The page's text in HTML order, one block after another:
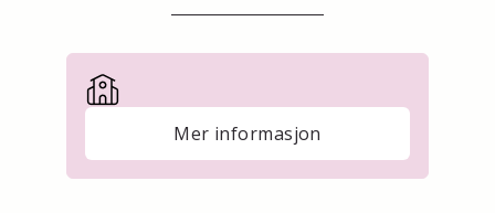
Mer informasjon